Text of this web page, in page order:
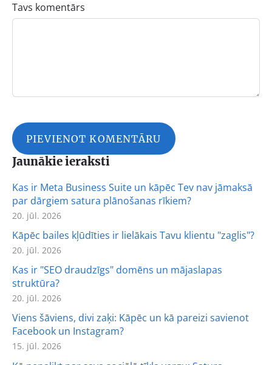
Jaunākie ieraksti
Kas ir Meta Business Suite un kāpēc Tev nav jāmaksā
par dārgiem satura plānošanas rīkiem?
20. jūl. 2026
Kāpēc bailes kļūdīties ir lielākais Tavu klientu "zaglis"?
20. jūl. 2026
Kas ir "SEO draudzīgs" domēns un mājaslapas
struktūra?
20. jūl. 2026
Viens šāviens, divi zaķi: Kāpēc un kā pareizi savienot
Facebook un Instagram?
15. jūl. 2026
Tavs komentārs